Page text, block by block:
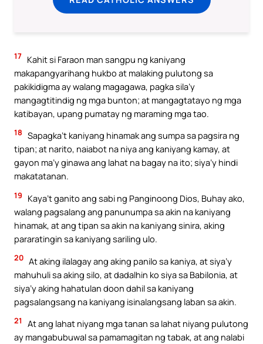
17 Kahit si Faraon man sangpu ng kaniyang
makapangyarihang hukbo at malaking pulutong sa
pakikidigma ay walang magagawa, pagka sila’y
mangagtitindig ng mga bunton; at mangagtatayo ng mga
katibayan, upang pumatay ng maraming mga tao.
18 Sapagka’t kaniyang hinamak ang sumpa sa pagsira ng
tipan; at narito, naiabot na niya ang kaniyang kamay, at
gayon ma’y ginawa ang lahat na bagay na ito; siya’y hindi
makatatanan.
19
Kaya’t ganito ang sabi ng Panginoong Dios, Buhay ako,
walang pagsalang ang panunumpa sa akin na kaniyang
hinamak, at ang tipan sa akin na kaniyang sinira, aking
pararatingin sa kaniyang sariling ulo.
20 At aking ilalagay ang aking panilo sa kaniya, at siya’y
mahuhuli sa aking silo, at dadalhin ko siya sa Babilonia, at
siya’y aking hahatulan doon dahil sa kaniyang
pagsalangsang na kaniyang isinalangsang laban sa akin.
21
At ang lahat niyang mga tanan sa lahat niyang pulutong
ay mangabubuwal sa pamamagitan ng tabak, at ang nalabi